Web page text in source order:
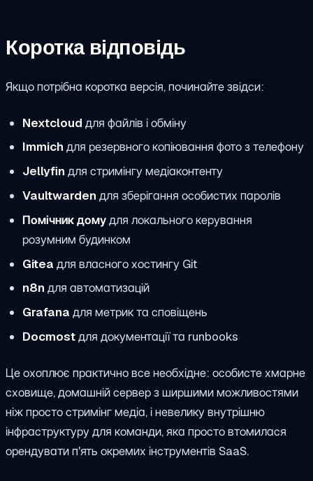
Коротка відповідь
Якщо потрібна коротка версія, починайте звідси:
Nextcloud для файлів і обміну
Immich для резервного копіювання фото з телефону
Jellyfin для стримінгу медіаконтенту
Vaultwarden для зберігання особистих паролів
Помічник домудля локального керування
розумним будинком
Gitea для власного хостингу Git
n8n для автоматизацій
Grafana для метрик та сповіщень
Docmostдля документації та runbooks
Це охоплює практично все необхідне: особисте хмарне
сховище, домашній сервер з ширшими можливостями
ніж просто стримінг медіа, і невелику внутрішню
інфраструктуру для команди, яка просто втомилася
орендувати п'ять окремих інструментів SaaS.